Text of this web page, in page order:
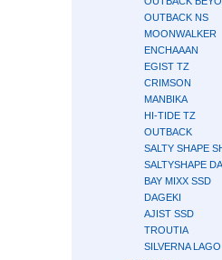
OUTBACK NS
MOONWALKER
ENCHAAAN
EGIST TZ
CRIMSON
MANBIKA
HI-TIDE TZ
OUTBACK
SALTY SHAPE
SALTYSHAPE
BAY MIXX SSD
DAGEKI
AJIST SSD
TROUTIA
SILVERNA LAGO